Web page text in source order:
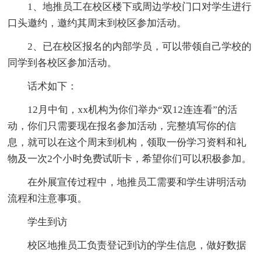
1、地推员工在校区楼下或周边学校门口对学生进行
口头邀约，邀约其周末到校区参加活动。
2、已在校区报名的内部学员，可以带领自己学校的
同学到各校区参加活动。
话术如下：
12月中旬，xx机构为你们举办“双12连连看”的活
动，你们只需要现在报名参加活动，完整填写你的信
息，就可以在这个周末到机构，领取一份学习资料和礼
物及一次2个小时免费试听卡，希望你们可以积极参加。
在外展宣传过程中，地推员工需要和学生讲明活动
流程和注意事项。
学生到访
校区地推员工负责登记到访的学生信息，做好数据